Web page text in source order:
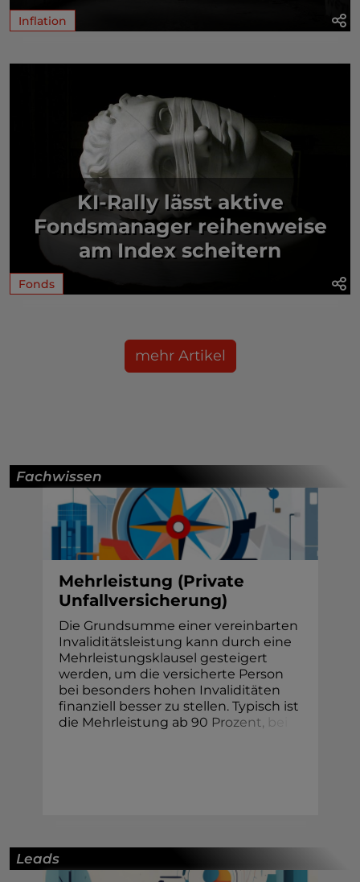
Inflation
KI-Rally lässt aktive
Fondsmanager reihenweise
am Index scheitern
Fonds
mehr Artikel
Fachwissen
Mehrleistung (Private
Unfallversicherung)
Die Grundsumme einer vereinbarten
Invaliditätsleistung kann durch eine
Mehrleistungsklausel gesteigert
werden, um die versicherte Person
bei besonders hohen Invaliditäten
finanziell besser zu stellen. Typisch ist
die Mehrleistung ab 90 Prozent, b
Leads